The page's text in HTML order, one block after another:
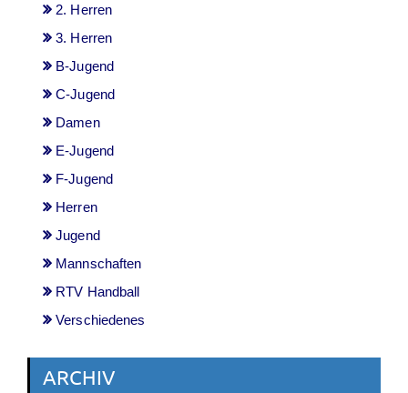
2. Herren
3. Herren
B-Jugend
C-Jugend
Damen
E-Jugend
F-Jugend
Herren
Jugend
Mannschaften
RTV Handball
Verschiedenes
ARCHIV